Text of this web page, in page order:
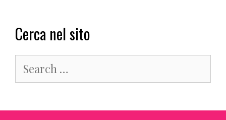
Cerca nel sito
for: